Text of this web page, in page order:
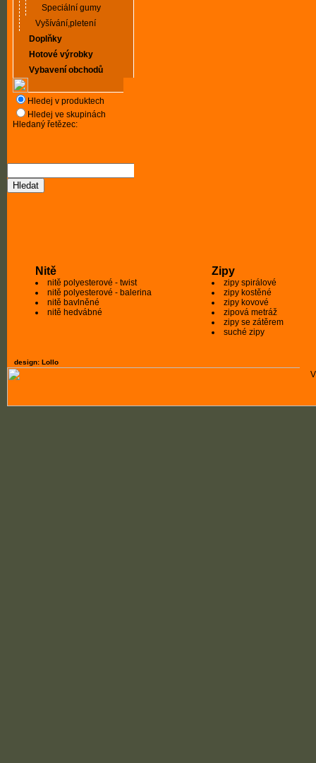
Speciální gumy
Vyšívání,pletení
Doplňky
Hotové výrobky
Vybavení obchodů
Hledej v produktech
Hledej ve skupinách
Hledaný řetězec:
Nitě
nitě polyesterové - twist
nitě polyesterové - balerina
nitě bavlněné
nitě hedvábné
Zipy
zipy spirálové
zipy kostěné
zipy kovové
zipová metráž
zipy se zátěrem
suché zipy
design: Lollo